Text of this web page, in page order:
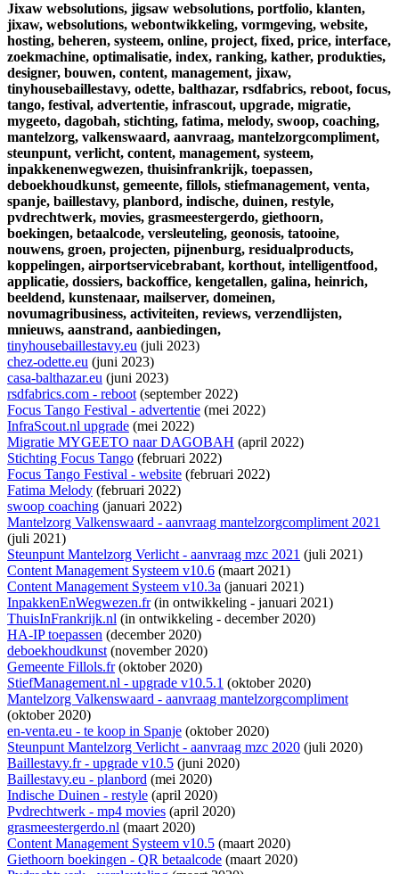
Jixaw websolutions, jigsaw websolutions, portfolio, klanten,
jixaw, websolutions, webontwikkeling, vormgeving, website,
hosting, beheren, systeem, online, project, fixed, price, interface,
zoekmachine, optimalisatie, index, ranking, kather, produkties,
designer, bouwen, content, management, jixaw,
tinyhousebaillestavy, odette, balthazar, rsdfabrics, reboot, focus,
tango, festival, advertentie, infrascout, upgrade, migratie,
mygeeto, dagobah, stichting, fatima, melody, swoop, coaching,
mantelzorg, valkenswaard, aanvraag, mantelzorgcompliment,
steunpunt, verlicht, content, management, systeem,
inpakkenenwegwezen, thuisinfrankrijk, toepassen,
deboekhoudkunst, gemeente, fillols, stiefmanagement, venta,
spanje, baillestavy, planbord, indische, duinen, restyle,
pvdrechtwerk, movies, grasmeestergerdo, giethoorn,
boekingen, betaalcode, versleuteling, geonosis, tatooine,
nouwens, groen, projecten, pijnenburg, residualproducts,
koppelingen, airportservicebrabant, korthout, intelligentfood,
applicatie, dossiers, backoffice, kengetallen, galina, heinrich,
beeldend, kunstenaar, mailserver, domeinen,
novumagribusiness, activiteiten, reviews, verzendlijsten,
mnieuws, aanstrand, aanbiedingen,
tinyhousebaillestavy.eu (juli 2023)
chez-odette.eu (juni 2023)
casa-balthazar.eu (juni 2023)
rsdfabrics.com - reboot(september 2022)
Focus Tango Festival - advertentie (mei 2022)
InfraScout.nl upgrade (mei 2022)
Migratie MYGEETO naar DAGOBAH (april 2022)
Stichting Focus Tango (februari 2022)
Focus Tango Festival - website (februari 2022)
Fatima Melody (februari 2022)
swoop coaching (januari 2022)
Mantelzorg Valkenswaard - aanvraag mantelzorgcompliment 2021
(juli 2021)
Steunpunt Mantelzorg Verlicht - aanvraag mzc 2021 (juli 2021)
Content Management Systeem v10.6 (maart 2021)
Content Management Systeem v10.3a (januari 2021)
InpakkenEnWegwezen.fr(in ontwikkeling - januari 2021)
ThuisInFrankrijk.nl (in ontwikkeling - december 2020)
HA-IP toepassen (december 2020)
deboekhoudkunst(november 2020)
Gemeente Fillols.fr(oktober 2020)
StiefManagement.nl - upgrade v10.5.1 (oktober 2020)
Mantelzorg Valkenswaard - aanvraag mantelzorgcompliment
(oktober 2020)
en-venta.eu - te koop in Spanje (oktober 2020)
Steunpunt Mantelzorg Verlicht - aanvraag mzc 2020 (juli 2020)
Baillestavy.fr - upgrade v10.5 (juni 2020)
Baillestavy.eu - planbord (mei 2020)
Indische Duinen - restyle (april 2020)
Pvdrechtwerk - mp4 movies (april 2020)
grasmeestergerdo.nl (maart 2020)
Content Management Systeem v10.5 (maart 2020)
Giethoorn boekingen - QR betaalcode (maart 2020)